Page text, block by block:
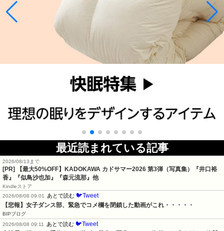
最近読まれている記事
2026/08/13まで
[PR]
【最大50%OFF】KADOKAWA カドサマー2026 第3弾（写真集）『井口裕
香』『似鳥沙也加』『森元流那』他
Kindleストア
2026/08/08 09:01
あとで読む 🐦Tweet
【悲報】女子ダンス部、緊急でコメ欄を閉鎖した動画がこれ・・・・・
BIPブログ
2026/08/08 09:11
あとで読む 🐦Tweet